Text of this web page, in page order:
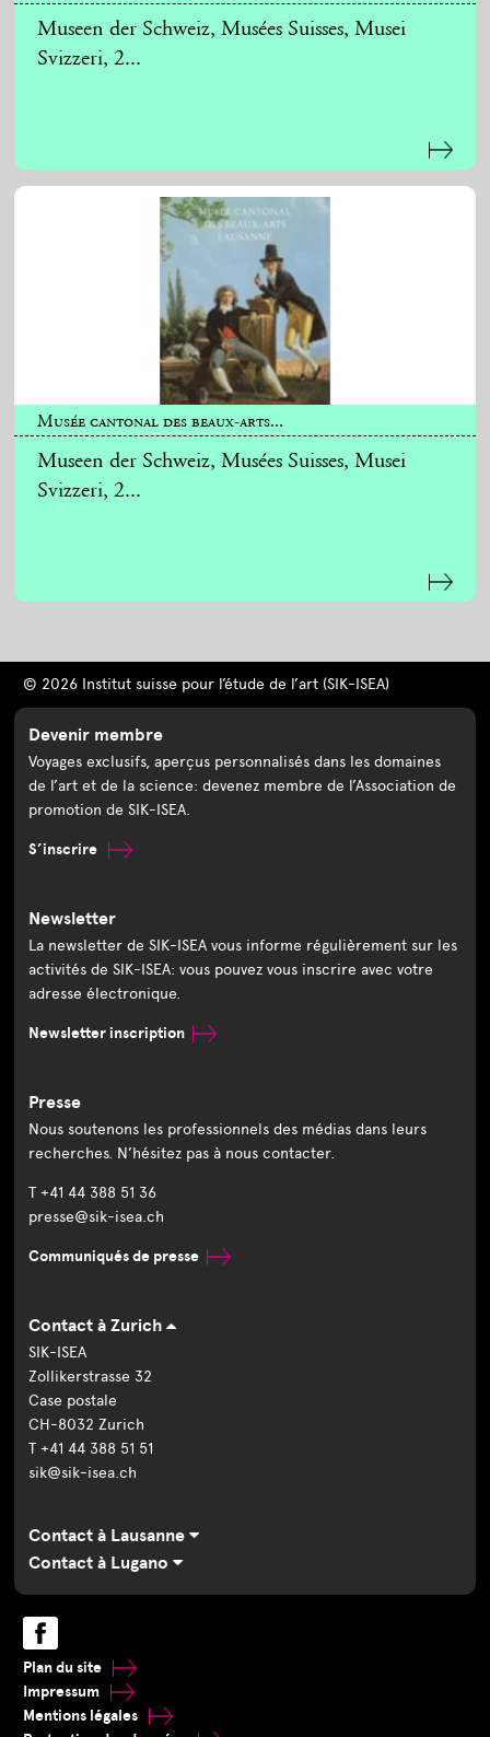
Museen der Schweiz, Musées Suisses, Musei
Svizzeri, 2...
Musée cantonal des beaux-arts...
Museen der Schweiz, Musées Suisses, Musei
Svizzeri, 2...
© 2026 Institut suisse pour l’étude de l’art (SIK-ISEA)
Devenir membre
Voyages exclusifs, aperçus personnalisés dans les domaines
de l’art et de la science: devenez membre de l’Association de
promotion de SIK-ISEA.
S’inscrire
Newsletter
La newsletter de SIK-ISEA vous informe régulièrement sur les
activités de SIK-ISEA: vous pouvez vous inscrire avec votre
adresse électronique.
Newsletter inscription
Presse
Nous soutenons les professionnels des médias dans leurs
recherches. N’hésitez pas à nous contacter.
T +41 44 388 51 36
presse@sik-isea.ch
Communiqués de presse
Contact à Zurich
SIK-ISEA
Zollikerstrasse 32
Case postale
CH-8032 Zurich
T +41 44 388 51 51
sik@sik-isea.ch
Contact à Lausanne
Contact à Lugano
Plan du site
Impressum
Mentions légales